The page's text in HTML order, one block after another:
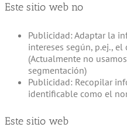
Este sitio web no
Publicidad: Adaptar la
intereses según, p.ej.,
(Actualmente no
segmentación)
Publicidad: Recopilar
identificable como el
Este sitio web